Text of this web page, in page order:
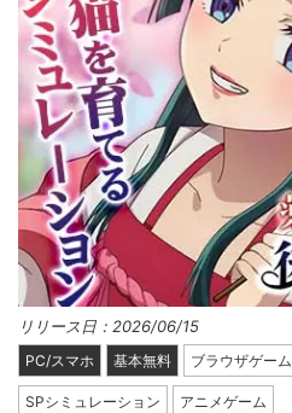
リリース日：2026/06/15
PC/スマホ 基本無料 ブラウザゲーム
SPシミュレーション アニメゲーム